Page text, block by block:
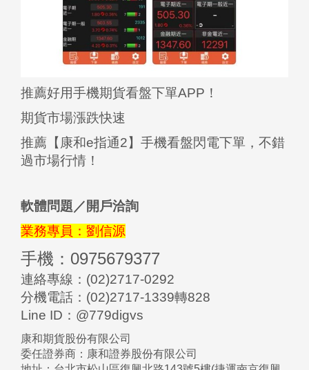
推薦好用手機期貨看盤下單APP！
期貨市場漲跌快速
推薦【康和e指通2】手機看盤閃電下單，不錯
過市場行情！
軟體問題／開戶洽詢
業務專員：劉信源
手機：0975679377
連絡專線：(02)2717-0292
分機電話：(02)2717-1339轉828
Line ID：@779digvs
康和期貨股份有限公司
委任證券商：康和證券股份有限公司